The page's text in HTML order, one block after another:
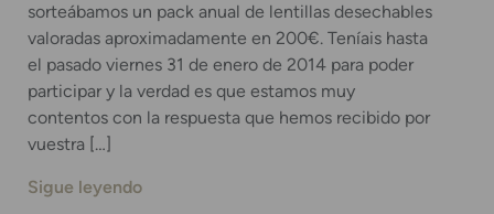
sorteábamos un pack anual de lentillas desechables
valoradas aproximadamente en 200€. Teníais hasta
el pasado viernes 31 de enero de 2014 para poder
participar y la verdad es que estamos muy
contentos con la respuesta que hemos recibido por
vuestra […]
Sigue leyendo